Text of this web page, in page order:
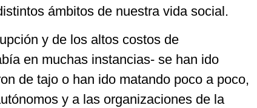
ámbitos de nuestra vida social.
y de los altos costos de
en muchas instancias- se han ido
de tajo o han ido matando poco a poco,
y a las organizaciones de la